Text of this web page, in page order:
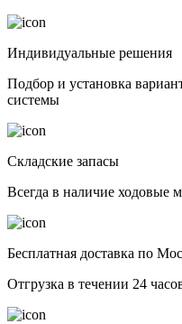
Индивидуальные решения
Подбор и установка
системы
Складские запасы
Всегда в наличие ходовые
Бесплатная доставка по
Отгрузка в течении 24